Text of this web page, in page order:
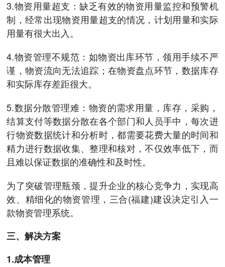
3.物资用量超支：缺乏有效的物资用量监控和预警机
制，经常出现物资用量超支的情况，计划用量和实际
用量有很大出入。
4.物资管理不规范：如物资出库环节，领用手续不严
谨，物资流向无法追踪；在物资盘点环节，数据库存
和实际库存差距很大。
5.数据分散管理难：物资的需求用量，库存，采购，
结算支付等数据分散在各个部门和人员手中，每次进
行物资数据统计和分析时，都需要花费大量的时间和
精力进行数据收集、整理和核对，不仅效率低下，而
且难以保证数据的准确性和及时性。
为了突破管理瓶颈，提升企业的核心竞争力，实现高
效、精细化的物资管理，三合(福建)建设决定引入一
款物资管理系统。
三、解决方案
1.成本管理